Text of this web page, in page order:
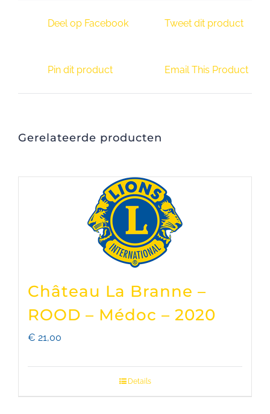
Deel op Facebook Tweet dit product
Pin dit product Email This Product
Gerelateerde producten
Château La Branne –
ROOD – Médoc – 2020
€ 21,00
Details